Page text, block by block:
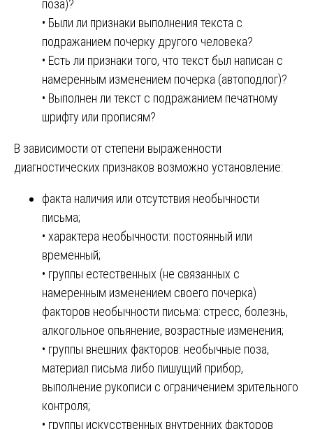
поза)?
• Были ли признаки выполнения текста с
подражанием почерку другого человека?
• Есть ли признаки того, что текст был написан с
намеренным изменением почерка (автоподлог)?
• Выполнен ли текст с подражанием печатному
шрифту или прописям?
В зависимости от степени выраженности
диагностических признаков возможно установление:
факта наличия или отсутствия необычности
письма;
• характера необычности: постоянный или
временный;
• группы естественных (не связанных с
намеренным изменением своего почерка)
факторов необычности письма: стресс, болезнь,
алкогольное опьянение, возрастные изменения;
• группы внешних факторов: необычные поза,
материал письма либо пишущий прибор,
выполнение рукописи с ограничением зрительного
контроля;
• группы искусственных внутренних факторов